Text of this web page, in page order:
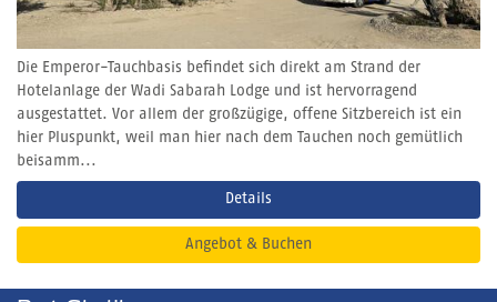
Die Emperor-Tauchbasis befindet sich direkt am Strand der
Hotelanlage der Wadi Sabarah Lodge und ist hervorragend
ausgestattet. Vor allem der großzügige, offene Sitzbereich ist ein
hier Pluspunkt, weil man hier nach dem Tauchen noch gemütlich
beisamm...
Details
Angebot & Buchen